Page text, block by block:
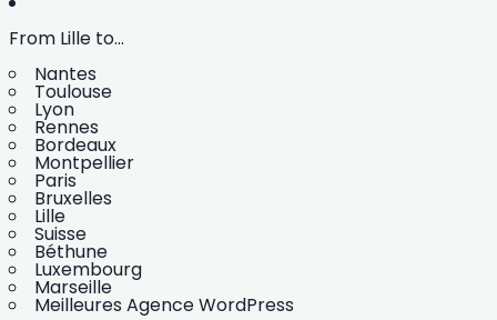
From Lille to...
Nantes
Toulouse
Lyon
Rennes
Bordeaux
Montpellier
Paris
Bruxelles
Lille
Suisse
Béthune
Luxembourg
Marseille
Meilleures Agence WordPress